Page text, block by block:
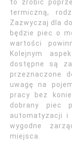
to zrobić
termiczną,
Zazwyczaj dla
będzie piec o
wartości
Kolejnym
dostępne są
przeznaczone
uwagę na
pracy bez
dobrany piec
automatyzacji i
wygodne
miejsca.